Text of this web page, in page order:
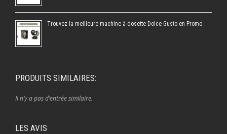
Trouvez la meilleure machine à dosette Dolce Gusto en Promo
PRODUITS SIMILAIRES:
Il n’y a pas d’entrée similaire.
LES AVIS